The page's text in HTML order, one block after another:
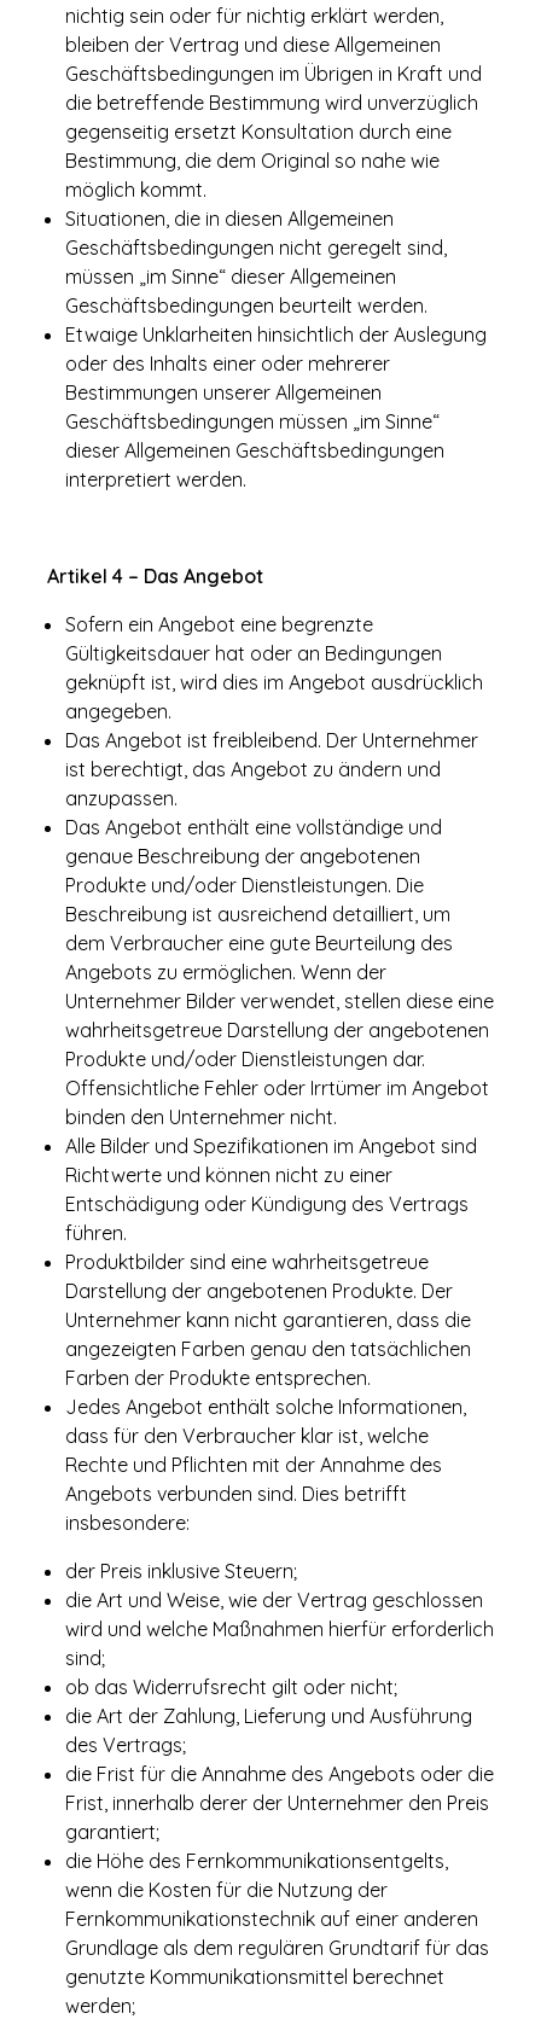
nichtig sein oder für nichtig erklärt werden,
bleiben der Vertrag und diese Allgemeinen
Geschäftsbedingungen im Übrigen in Kraft und
die betreffende Bestimmung wird unverzüglich
gegenseitig ersetzt Konsultation durch eine
Bestimmung, die dem Original so nahe wie
möglich kommt.
Situationen, die in diesen Allgemeinen
Geschäftsbedingungen nicht geregelt sind,
müssen „im Sinne“ dieser Allgemeinen
Geschäftsbedingungen beurteilt werden.
Etwaige Unklarheiten hinsichtlich der Auslegung
oder des Inhalts einer oder mehrerer
Bestimmungen unserer Allgemeinen
Geschäftsbedingungen müssen „im Sinne“
dieser Allgemeinen Geschäftsbedingungen
interpretiert werden.
Artikel 4 – Das Angebot
Sofern ein Angebot eine begrenzte
Gültigkeitsdauer hat oder an Bedingungen
geknüpft ist, wird dies im Angebot ausdrücklich
angegeben.
Das Angebot ist freibleibend. Der Unternehmer
ist berechtigt, das Angebot zu ändern und
anzupassen.
Das Angebot enthält eine vollständige und
genaue Beschreibung der angebotenen
Produkte und/oder Dienstleistungen. Die
Beschreibung ist ausreichend detailliert, um
dem Verbraucher eine gute Beurteilung des
Angebots zu ermöglichen. Wenn der
Unternehmer Bilder verwendet, stellen diese eine
wahrheitsgetreue Darstellung der angebotenen
Produkte und/oder Dienstleistungen dar.
Offensichtliche Fehler oder Irrtümer im Angebot
binden den Unternehmer nicht.
Alle Bilder und Spezifikationen im Angebot sind
Richtwerte und können nicht zu einer
Entschädigung oder Kündigung des Vertrags
führen.
Produktbilder sind eine wahrheitsgetreue
Darstellung der angebotenen Produkte. Der
Unternehmer kann nicht garantieren, dass die
angezeigten Farben genau den tatsächlichen
Farben der Produkte entsprechen.
Jedes Angebot enthält solche Informationen,
dass für den Verbraucher klar ist, welche
Rechte und Pflichten mit der Annahme des
Angebots verbunden sind. Dies betrifft
insbesondere:
der Preis inklusive Steuern;
die Art und Weise, wie der Vertrag geschlossen
wird und welche Maßnahmen hierfür erforderlich
sind;
ob das Widerrufsrecht gilt oder nicht;
die Art der Zahlung, Lieferung und Ausführung
des Vertrags;
die Frist für die Annahme des Angebots oder die
Frist, innerhalb derer der Unternehmer den Preis
garantiert;
die Höhe des Fernkommunikationsentgelts,
wenn die Kosten für die Nutzung der
Fernkommunikationstechnik auf einer anderen
Grundlage als dem regulären Grundtarif für das
genutzte Kommunikationsmittel berechnet
werden;